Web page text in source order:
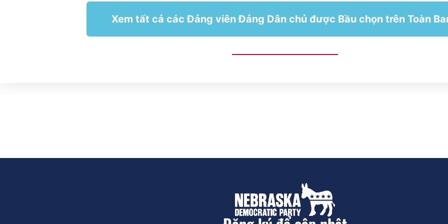
Xem tất cả các Đảng viên Đảng Dân chủ được Bầu chọn trên Toàn